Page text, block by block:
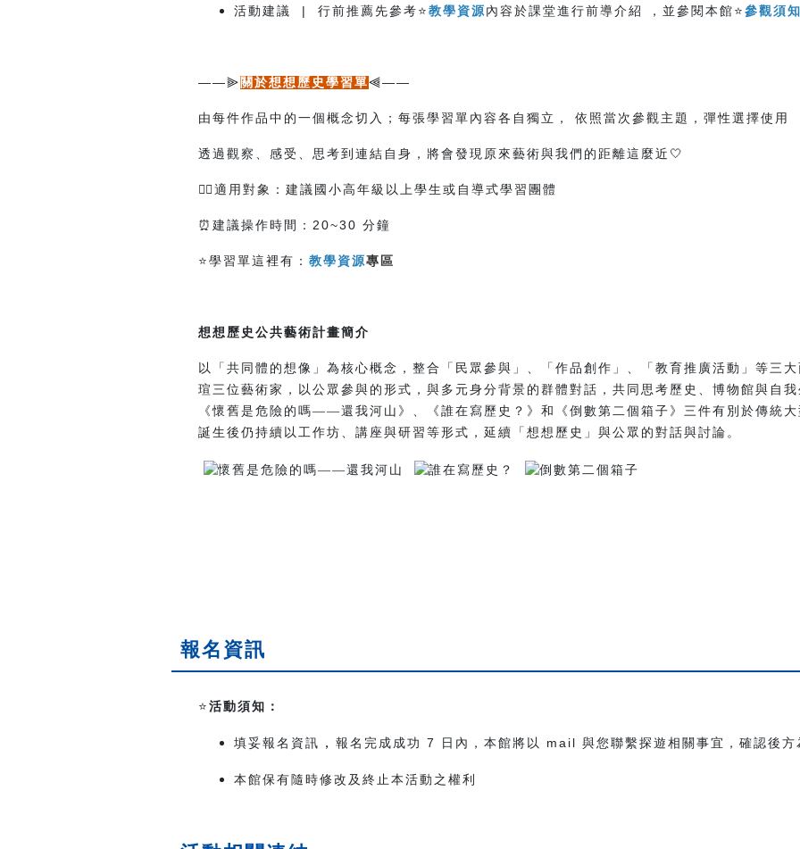
活動建議 | 行前推薦先參考⭐教學資源內容於課堂進行前導介紹 ，並參閱本館⭐參觀須
——⫸ 關於想想歷史學習單⫷——
由每件作品中的一個概念切入；每張學習單內容各自獨立， 依照當次參觀主題，彈性選擇使用
透過觀察、感受、思考到連結自身，將會發現原來藝術與我們的距離這麼近🤍
🙋‍♀️適用對象：建議國小高年級以上學生或自導式學習團體
⏰建議操作時間：20~30 分鐘
⭐學習單這裡有： 教學資源專區
想想歷史公共藝術計畫簡介
以「共同體的想像」為核心概念，整合「民眾參與」、「作品創作」、「教育推廣活動」等三
瑄三位藝術家，以公眾參與的形式，與多元身分背景的群體對話，共同思考歷史、博物館與自
《懷舊是危險的嗎——還我河山》、《誰在寫歷史？》和《倒數第二個箱子》三件有別於傳統
誕生後仍持續以工作坊、講座與研習等形式，延續「想想歷史」與公眾的對話與討論。
報名資訊
⭐️活動須知：
填妥報名資訊 ， 報名完成成功 7 日內，本館將以 mail 與您聯繫探遊相關事宜，確認後方
本館保有隨時修改及終止本活動之權利